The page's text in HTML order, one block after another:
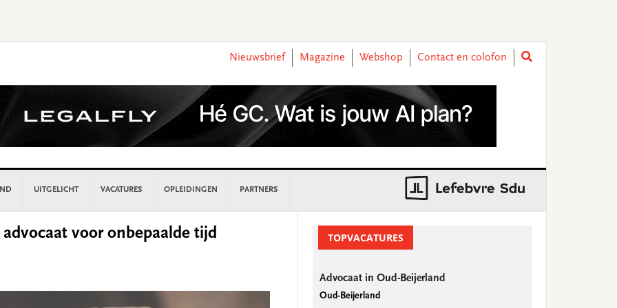
Nieuwsbrief
Magazine Webshop Contact en colofon
UITGELICHT VACATURES OPLEIDINGEN PARTNERS
voor onbepaalde tijd
SidebarTOPVACATURES
Advocaat in Oud-Beijerland
Oud-Beijerland